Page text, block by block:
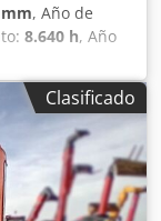
, Año de
8.640 h, Año
Construcción
(Madrid) Mini
Doosan
taller.
posibilidad
6.630 mm
Nw Abjijf CE
Clasificado